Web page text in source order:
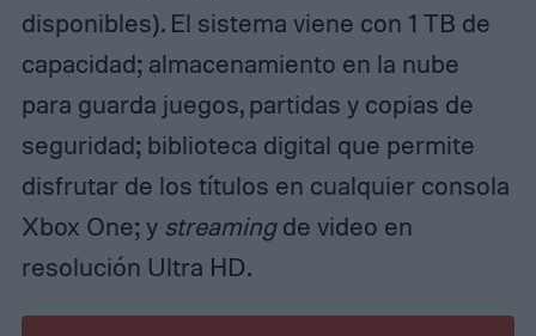
disponibles). El sistema viene con 1 TB de
capacidad; almacenamiento en la nube
para guarda juegos, partidas y copias de
seguridad; biblioteca digital que permite
disfrutar de los títulos en cualquier consola
Xbox One; y streamingde video en
resolución Ultra HD.